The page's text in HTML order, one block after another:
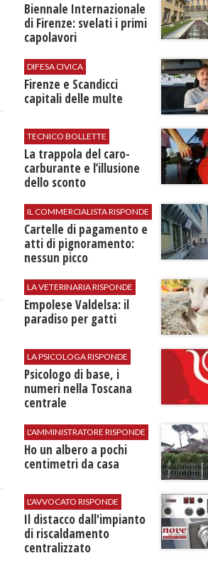
Biennale Internazionale
di Firenze: svelati i primi
capolavori
DIFESA CIVICA
Firenze e Scandicci
capitali delle multe
TECNICO BOLLETTE
​La trappola del caro-
carburante e l’illusione
dello sconto
IL COMMERCIALISTA RISPONDE
Cartelle di pagamento e
atti di pignoramento:
nessun picco
LA VETERINARIA RISPONDE
Empolese Valdelsa: il
paradiso per gatti
LA PSICOLOGA RISPONDE
Psicologo di base, i
numeri nella Toscana
centrale
L'AMMINISTRATORE RISPONDE
Ho un albero a pochi
centimetri da casa
L'AVVOCATO RISPONDE
Il distacco dall'impianto
di riscaldamento
centralizzato